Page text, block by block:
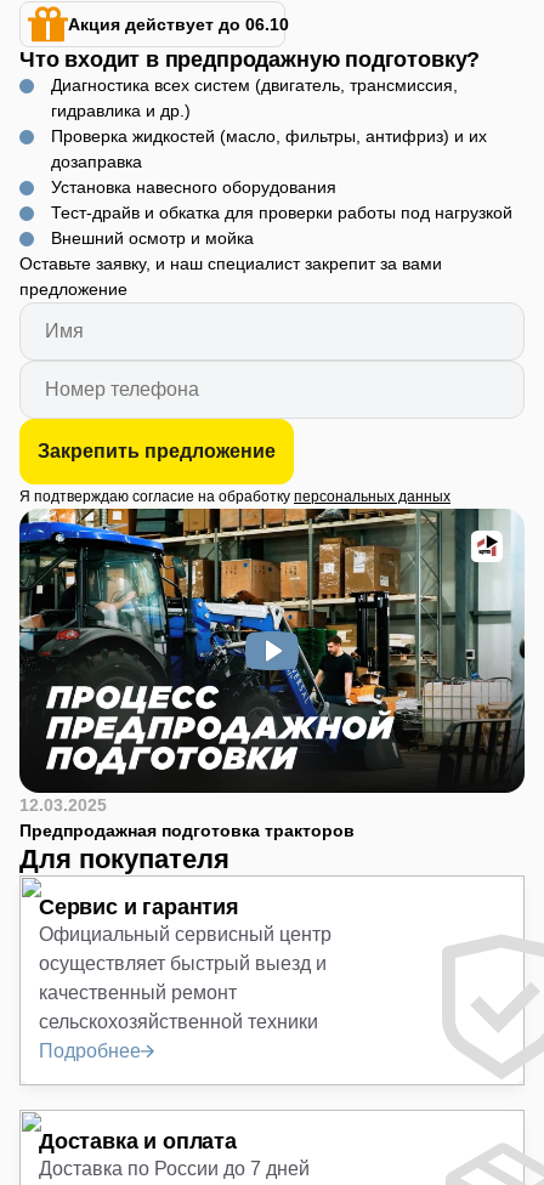
Акция действует до 06.10
Что входит в предпродажную подготовку?
Диагностика всех систем (двигатель, трансмиссия,
гидравлика и др.)
Проверка жидкостей (масло, фильтры, антифриз) и их
дозаправка
Установка навесного оборудования
Тест-драйв и обкатка для проверки работы под нагрузкой
Внешний осмотр и мойка
Оставьте заявку, и наш специалист закрепит за вами
предложение
Закрепить предложение
Я подтверждаю согласие на обработку персональных данных
12.03.2025
Предпродажная подготовка тракторов
Для покупателя
Сервис и гарантия
Официальный сервисный центр
осуществляет быстрый выезд и
качественный ремонт
сельскохозяйственной техники
Подробнее
Доставка и оплата
Доставка по России до 7 дней